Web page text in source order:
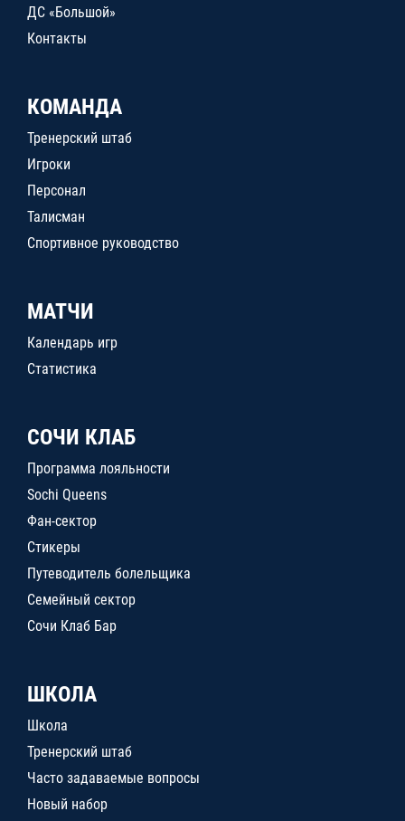
ДС «Большой»
Контакты
КОМАНДА
Тренерский штаб
Игроки
Персонал
Талисман
Спортивное руководство
МАТЧИ
Календарь игр
Статистика
СОЧИ КЛАБ
Программа лояльности
Sochi Queens
Фан-сектор
Стикеры
Путеводитель болельщика
Семейный сектор
Сочи Клаб Бар
ШКОЛА
Школа
Тренерский штаб
Часто задаваемые вопросы
Новый набор